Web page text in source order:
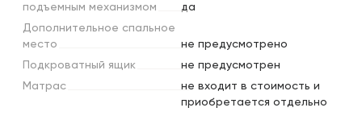
подъемным механизмом
да
Дополнительное спальное
место
не предусмотрено
Подкроватный ящик
не предусмотрен
Матрас
не входит в стоимость и
приобретается отдельно